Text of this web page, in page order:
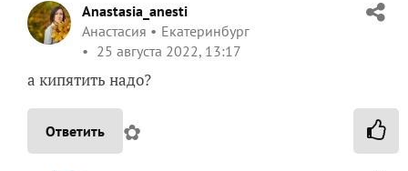
Anastasia_anesti
Анастасия
Екатеринбург
25 августа 2022, 13:17
а кипятить надо?
Ответить ✿